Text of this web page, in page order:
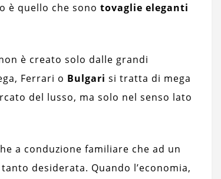
è quello che sono tovaglie eleganti
è creato solo dalle grandi
Ferrari o Bulgari si tratta di mega
del lusso, ma solo nel senso lato
a conduzione familiare che ad un
desiderata. Quando l’economia,